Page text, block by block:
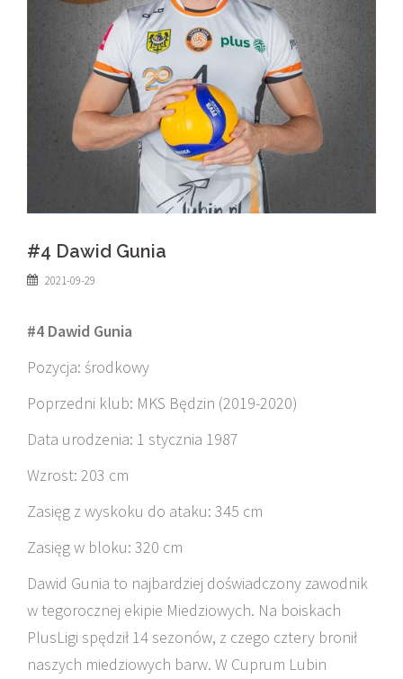
#4 Dawid Gunia
2021-09-29
#4 Dawid Gunia
Pozycja: środkowy
Poprzedni klub: MKS Będzin (2019-2020)
Data urodzenia: 1 stycznia 1987
Wzrost: 203 cm
Zasięg z wyskoku do ataku: 345 cm
Zasięg w bloku: 320 cm
Dawid Gunia to najbardziej doświadczony zawodnik
w tegorocznej ekipie Miedziowych. Na boiskach
PlusLigi spędził 14 sezonów, z czego cztery bronił
naszych miedziowych barw. W Cuprum Lubin